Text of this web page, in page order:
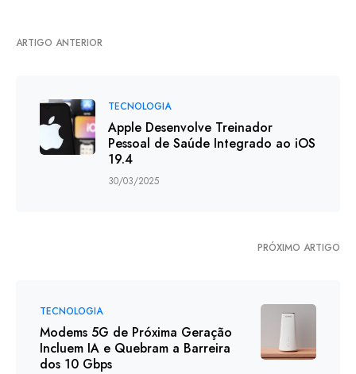
ARTIGO ANTERIOR
TECNOLOGIA
Apple Desenvolve Treinador
Pessoal de Saúde Integrado ao iOS
19.4
30/03/2025
PRÓXIMO ARTIGO
TECNOLOGIA
Modems 5G de Próxima Geração
Incluem IA e Quebram a Barreira
dos 10 Gbps